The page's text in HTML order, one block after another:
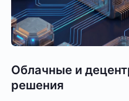
Облачные и
решения